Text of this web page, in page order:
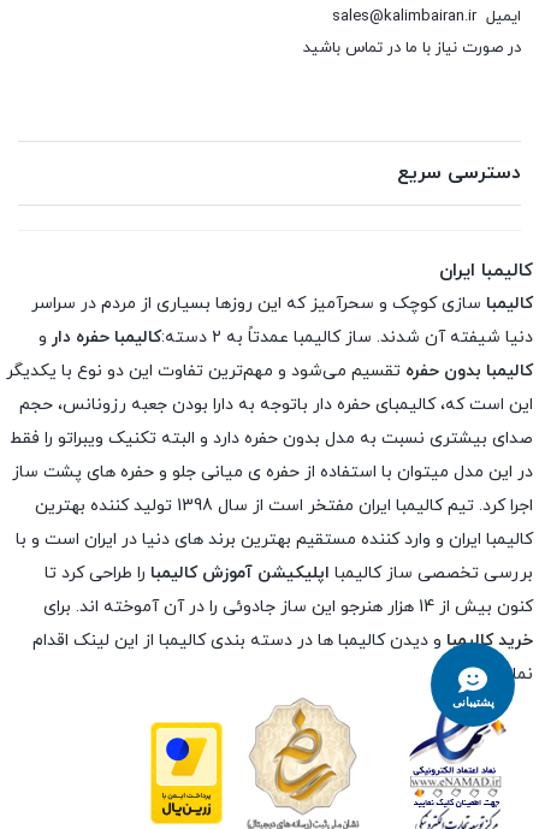
پشتیبانی
ایمیلsales@kalimbairan.ir
در صورت نیاز با ما در تماس باشید
دسترسی سریع
کالیمبا ایران
کالیمبا سازی کوچک و سحرآمیز که این روزها بسیاری از مردم در سراسر
دنیا شیفته آن شدند. ساز کالیمبا عمدتاً به ۲ دسته:
کالیمبا حفره دار و
کالیمبا بدون حفره تقسیم می‌شود و مهم‌ترین تفاوت این دو نوع با یکدیگر
این است که، کالیمبای حفره دار باتوجه به دارا بودن جعبه رزونانس، حجم
صدای بیشتری نسبت به مدل بدون حفره دارد و البته تکنیک ویبراتو را فقط
در این مدل میتوان با استفاده از حفره ی میانی جلو و حفره های پشت ساز
اجرا کرد. تیم کالیمبا ایران مفتخر است از سال 1398 تولید کننده بهترین
کالیمبا ایران و وارد کننده مستقیم بهترین برند های دنیا در ایران است و با
بررسی تخصصی ساز کالیمبا اپلیکیشن آموزش کالیمبا را طراحی کرد تا
کنون بیش از 14 هزار هنرجو این ساز جادوئی را در آن آموخته اند. برای
خرید کالیمبا و دیدن کالیمبا ها در دسته بندی کالیمبا از این لینک اقدام
نمایید.